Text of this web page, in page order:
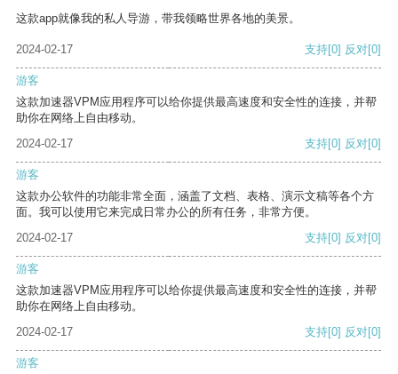
这款app就像我的私人导游，带我领略世界各地的美景。
2024-02-17 支持[0] 反对[0]
游客
这款加速器VPM应用程序可以给你提供最高速度和安全性的连接，并帮
助你在网络上自由移动。
2024-02-17
支持[0] 反对[0]
游客
这款办公软件的功能非常全面，涵盖了文档、表格、演示文稿等各个方
面。我可以使用它来完成日常办公的所有任务，非常方便。
2024-02-17
支持[0] 反对[0]
游客
这款加速器VPM应用程序可以给你提供最高速度和安全性的连接，并帮
助你在网络上自由移动。
2024-02-17
支持[0] 反对[0]
游客